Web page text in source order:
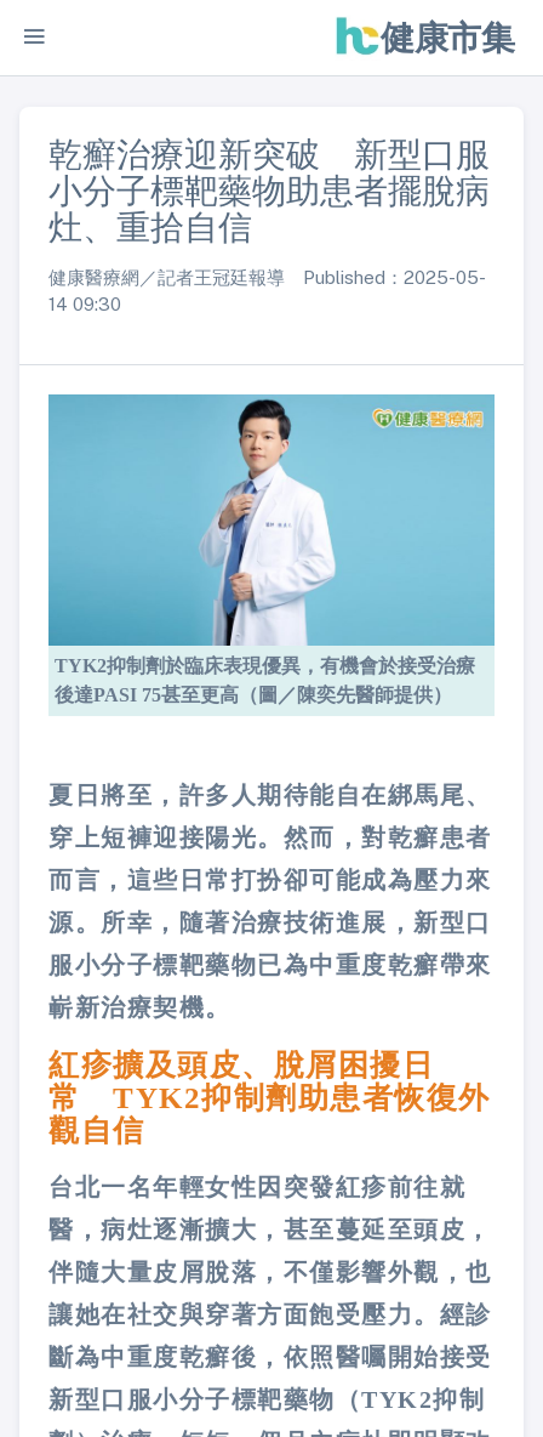
健康市集
乾癬治療迎新突破 新型口服
小分子標靶藥物助患者擺脫病
灶、重拾自信
健康醫療網／記者王冠廷報導 Published：2025-05-
14 09:30
TYK2抑制劑於臨床表現優異，有機會於接受治療
後達PASI 75甚至更高（圖／陳奕先醫師提供）
夏日將至，許多人期待能自在綁馬尾、
穿上短褲迎接陽光。然而，對乾癬患者
而言，這些日常打扮卻可能成為壓力來
源。所幸，隨著治療技術進展，新型口
服小分子標靶藥物已為中重度乾癬帶來
嶄新治療契機。
紅疹擴及頭皮、脫屑困擾日
常 TYK2抑制劑助患者恢復外
觀自信
台北一名年輕女性因突發紅疹前往就
醫，病灶逐漸擴大，甚至蔓延至頭皮，
伴隨大量皮屑脫落，不僅影響外觀，也
讓她在社交與穿著方面飽受壓力。經診
斷為中重度乾癬後，依照醫囑開始接受
新型口服小分子標靶藥物（TYK2抑制